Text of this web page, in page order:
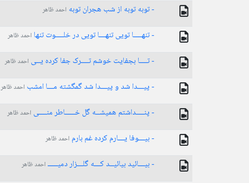
- توبه توبه از شب هجران توبه احمد ظاهر
- تنهــــا تویی تنهـــا تویی در خلــــوت تنها احمد ظاهر
- تــــا بجفایت خوشم تــــرک جفا کرده یــی احمد ظاهر
- پیـــدا شد و پیـــدا شد گمگشته مـــا امشب احمد ظاهر
- پنــــداشتم همیشــه گل خـــــاطر منــــی احمد ظاهر
- بیـــوفا یـــارم کرده غم بارم احمد ظاهر
- بیـــائید بیائیــد کـــه گلـــزار دمیـــــ احمد ظاهر